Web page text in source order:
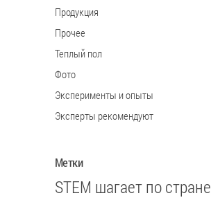
Продукция
Прочее
Теплый пол
Фото
Эксперименты и опыты
Эксперты рекомендуют
Метки
STEM шагает по стране